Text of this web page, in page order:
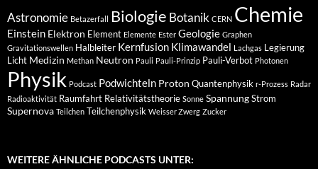
Astronomie Betazerfall Biologie Botanik CERN Chemie
Einstein Elektron Element Elemente Ester Geologie Graphen
Gravitationswellen Halbleiter Kernfusion Klimawandel Lachgas Legierung
Licht Medizin Methan Neutron Pauli Pauli-Prinzip Pauli-Verbot Photonen
Physik Podcast Podwichteln Proton Quantenphysik r-Prozess Radar
Radioaktivität Raumfahrt Relativitätstheorie Sonne Spannung Strom
Supernova Teilchen Teilchenphysik Weisser Zwerg Zucker
WEITERE ÄHNLICHE PODCASTS UNTER: